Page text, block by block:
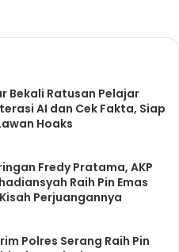
Bekali Ratusan Pelajar
AI dan Cek Fakta, Siap
Hoaks
Fredy Pratama, AKP
Raih Pin Emas
Perjuangannya
Polres Serang Raih Pin